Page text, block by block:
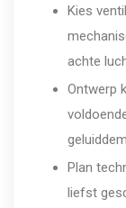
Kies
achte
Ontwerp
Plan
liefst